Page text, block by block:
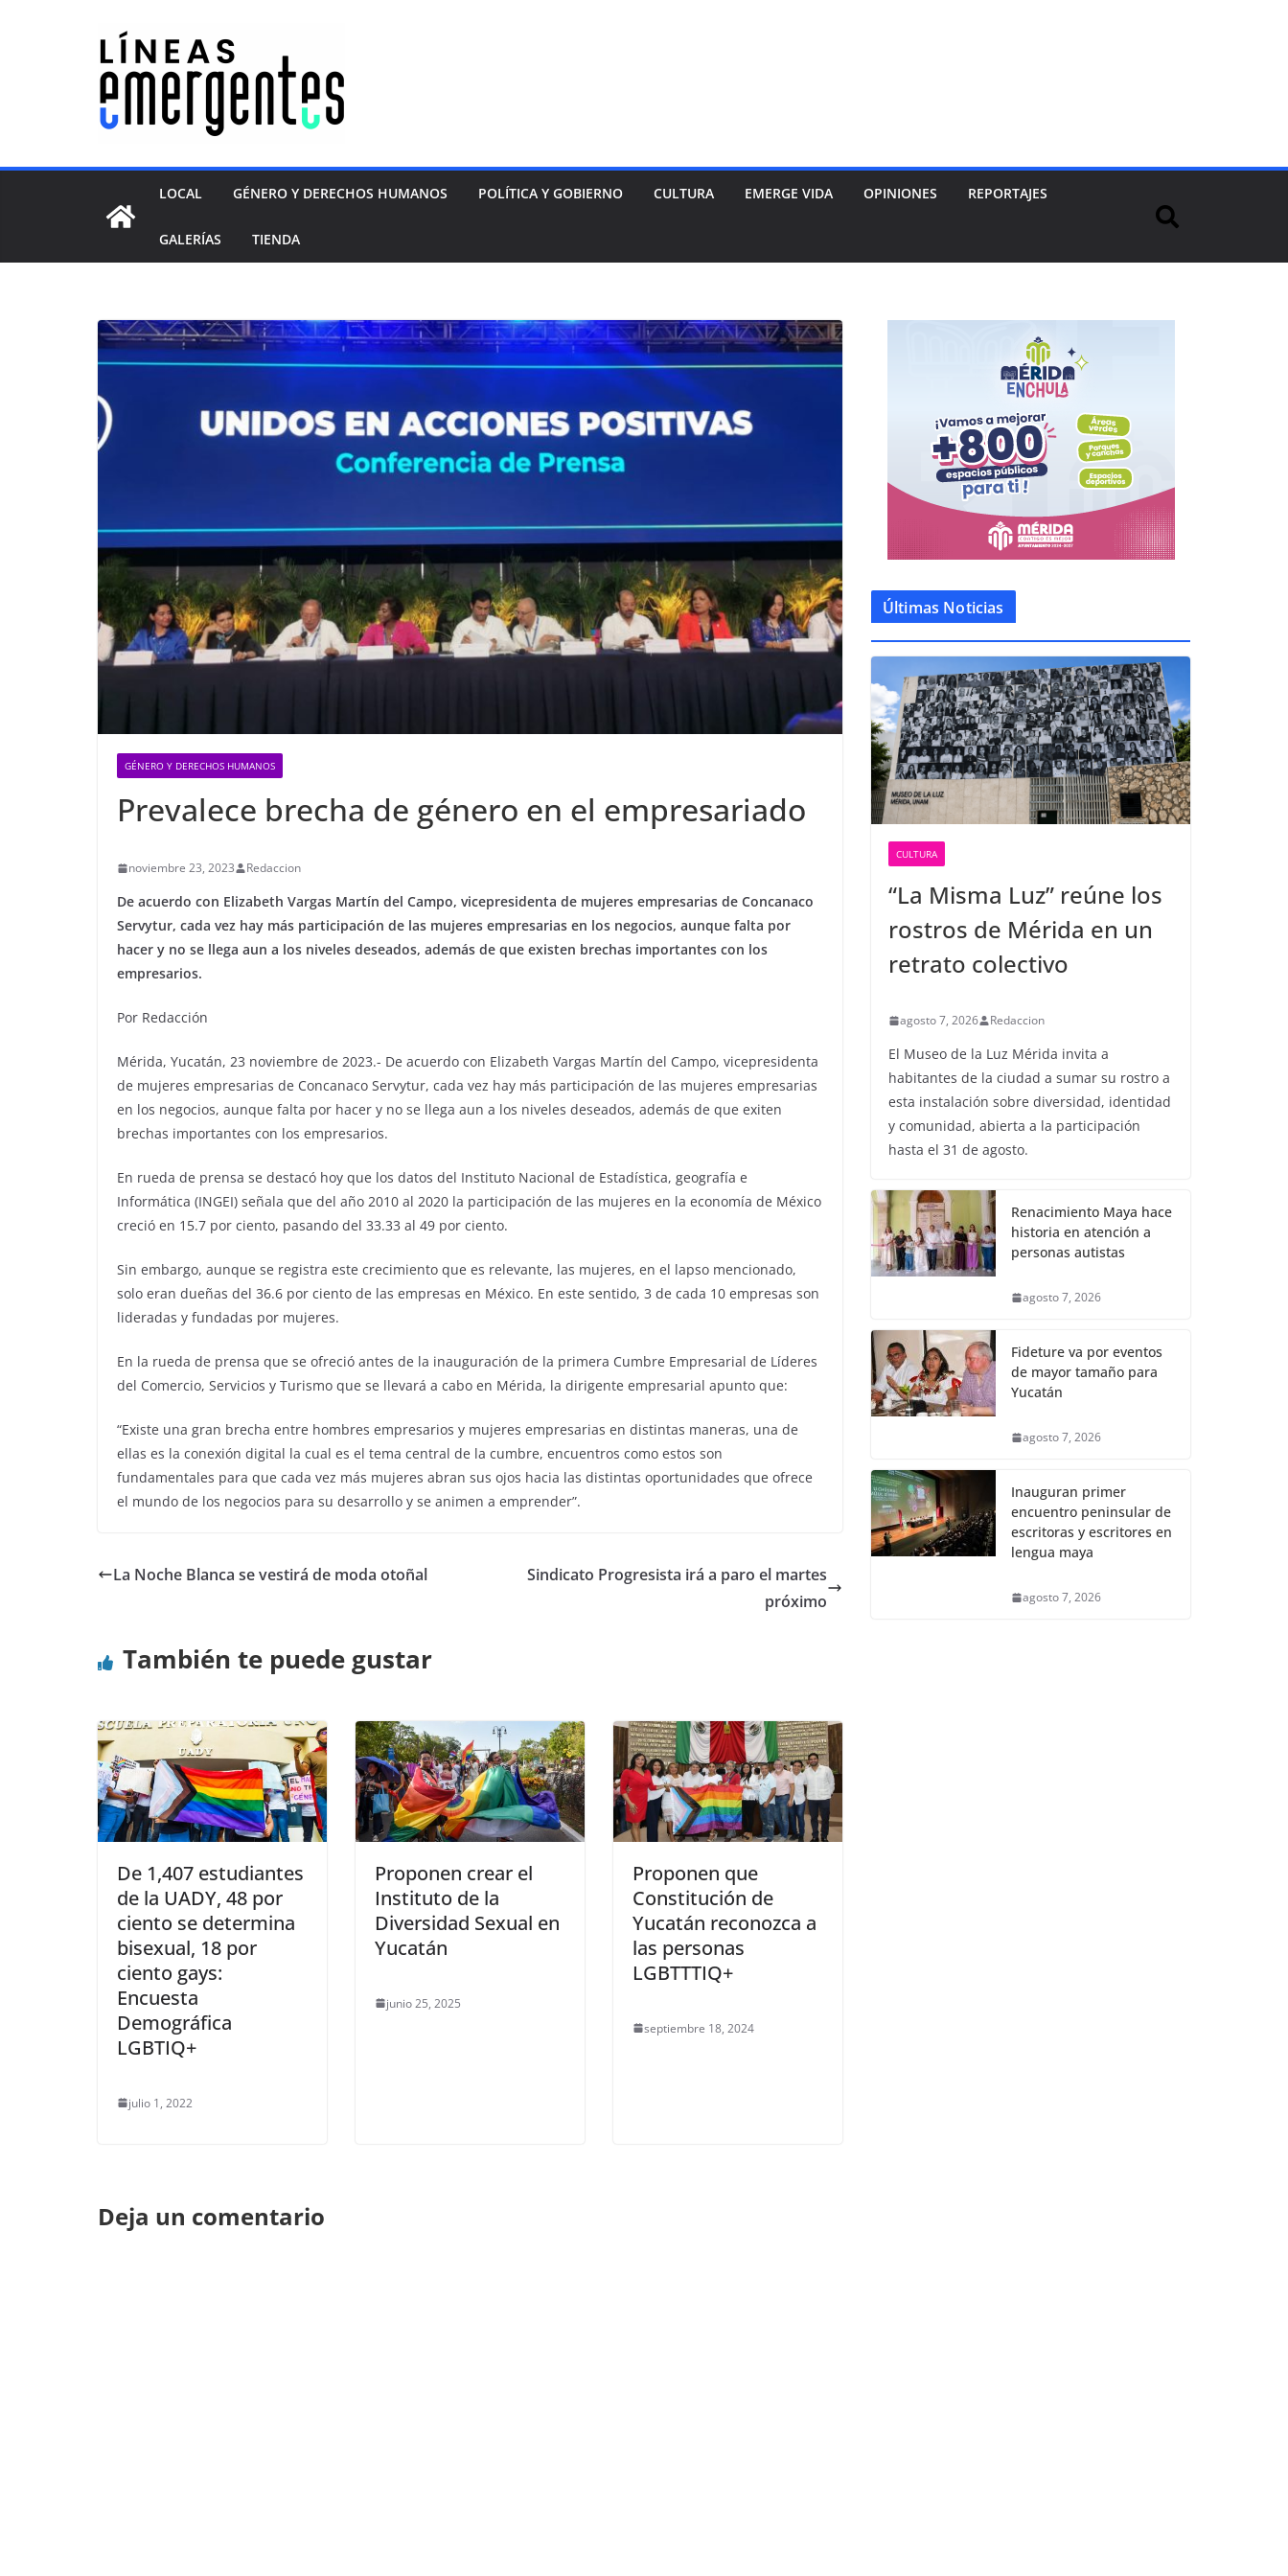
LOCAL GÉNERO Y DERECHOS HUMANOS POLÍTICA Y GOBIERNO CULTURA EMERGE VIDA OPINIONES REPORTAJES
GALERÍAS TIENDA
GÉNERO Y DERECHOS HUMANOS
Prevalece brecha de género en el empresariado
noviembre 23, 2023 Redaccion
De acuerdo con Elizabeth Vargas Martín del Campo, vicepresidenta de mujeres empresarias de Concanaco
Servytur, cada vez hay más participación de las mujeres empresarias en los negocios, aunque falta por
hacer y no se llega aun a los niveles deseados, además de que existen brechas importantes con los
empresarios.
Por Redacción
Mérida, Yucatán, 23 noviembre de 2023.- De acuerdo con Elizabeth Vargas Martín del Campo, vicepresidenta
de mujeres empresarias de Concanaco Servytur, cada vez hay más participación de las mujeres empresarias
en los negocios, aunque falta por hacer y no se llega aun a los niveles deseados, además de que exiten
brechas importantes con los empresarios.
En rueda de prensa se destacó hoy que los datos del Instituto Nacional de Estadística, geografía e
Informática (INGEI) señala que del año 2010 al 2020 la participación de las mujeres en la economía de México
creció en 15.7 por ciento, pasando del 33.33 al 49 por ciento.
Sin embargo, aunque se registra este crecimiento que es relevante, las mujeres, en el lapso mencionado,
solo eran dueñas del 36.6 por ciento de las empresas en México. En este sentido, 3 de cada 10 empresas son
lideradas y fundadas por mujeres.
En la rueda de prensa que se ofreció antes de la inauguración de la primera Cumbre Empresarial de Líderes
del Comercio, Servicios y Turismo que se llevará a cabo en Mérida, la dirigente empresarial apunto que:
“Existe una gran brecha entre hombres empresarios y mujeres empresarias en distintas maneras, una de
ellas es la conexión digital la cual es el tema central de la cumbre, encuentros como estos son
fundamentales para que cada vez más mujeres abran sus ojos hacia las distintas oportunidades que ofrece
el mundo de los negocios para su desarrollo y se animen a emprender”.
La Noche Blanca se vestirá de moda otoñal
Sindicato Progresista irá a paro el martes
próximo
También te puede gustar
De 1,407 estudiantes
de la UADY, 48 por
ciento se determina
bisexual, 18 por
ciento gays:
Encuesta
Demográfica
LGBTIQ+
julio 1, 2022
Proponen crear el
Instituto de la
Diversidad Sexual en
Yucatán
junio 25, 2025
Proponen que
Constitución de
Yucatán reconozca a
las personas
LGBTTTIQ+
septiembre 18, 2024
Deja un comentario
Últimas Noticias
CULTURA
“La Misma Luz” reúne los
rostros de Mérida en un
retrato colectivo
agosto 7, 2026 Redaccion
El Museo de la Luz Mérida invita a
habitantes de la ciudad a sumar su rostro a
esta instalación sobre diversidad, identidad
y comunidad, abierta a la participación
hasta el 31 de agosto.
Renacimiento Maya hace
historia en atención a
personas autistas
agosto 7, 2026
Fideture va por eventos
de mayor tamaño para
Yucatán
agosto 7, 2026
Inauguran primer
encuentro peninsular de
escritoras y escritores en
lengua maya
agosto 7, 2026